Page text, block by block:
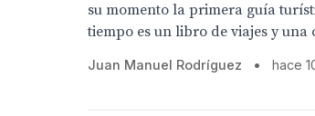
su momento la primera guía
tiempo es un libro de viajes y una
Juan Manuel Rodríguez • hace